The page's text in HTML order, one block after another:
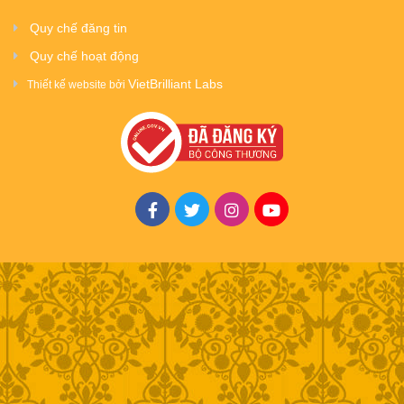
Quy chế đăng tin
Quy chế hoạt động
Thiết kế website bởi VietBrilliant Labs